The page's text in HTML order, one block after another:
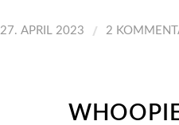
27. APRIL 2023 / 2